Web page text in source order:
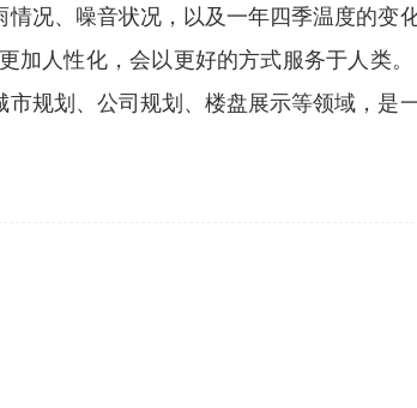
况、噪音状况，以及一年四季温度的变
加人性化，会以更好的方式服务于人类
规划、公司规划、楼盘展示等领域，是